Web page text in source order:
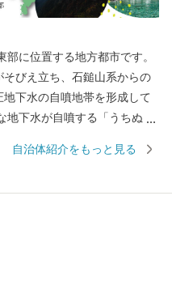
に位置する地方都市です。
びえ立ち、石鎚山系からの
下水の自噴地帯を形成して
地下水が自噴する「うちぬ
麦や愛宕柿、春の七草、県
の神社で繰り広げられる秋
みこし、太鼓台が奉納されま
自治体紹介をもっと見る